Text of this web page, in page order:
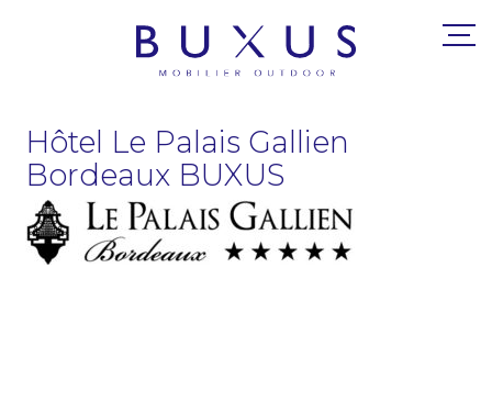
Hôtel Le Palais Gallien
Bordeaux BUXUS